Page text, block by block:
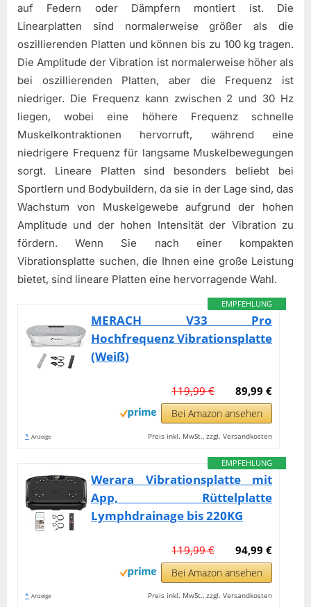
auf Federn oder Dämpfern montiert ist. Die
Linearplatten sind normalerweise größer als die
oszillierenden Platten und können bis zu 100 kg tragen.
Die Amplitude der Vibration ist normalerweise höher als
bei oszillierenden Platten, aber die Frequenz ist
niedriger. Die Frequenz kann zwischen 2 und 30 Hz
liegen, wobei eine höhere Frequenz schnelle
Muskelkontraktionen hervorruft, während eine
niedrigere Frequenz für langsame Muskelbewegungen
sorgt. Lineare Platten sind besonders beliebt bei
Sportlern und Bodybuildern, da sie in der Lage sind, das
Wachstum von Muskelgewebe aufgrund der hohen
Amplitude und der hohen Intensität der Vibration zu
fördern. Wenn Sie nach einer kompakten
Vibrationsplatte suchen, die Ihnen eine große Leistung
bietet, sind lineare Platten eine hervorragende Wahl.
EMPFEHLUNG
MERACH V33 Pro
Hochfrequenz Vibrationsplatte
(Weiß)
89,99 €
119,99 €
Bei Amazon ansehen
* Anzeige Preis inkl. MwSt., zzgl. Versandkosten
EMPFEHLUNG
Werara Vibrationsplatte mit
App, Rüttelplatte
Lymphdrainage bis 220KG
94,99 €
119,99 €
Bei Amazon ansehen
* Anzeige Preis inkl. MwSt., zzgl. Versandkosten